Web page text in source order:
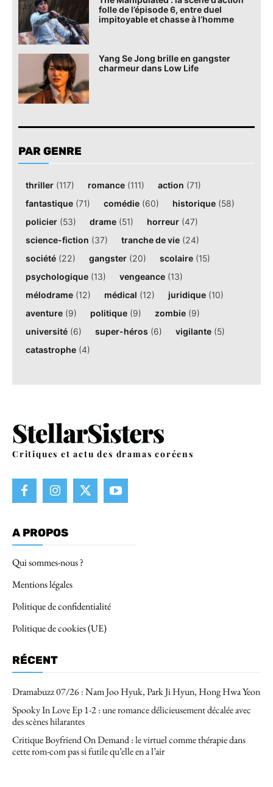
folle de l’épisode 6, entre duel
impitoyable et chasse à l’homme
Yang Se Jong brille en gangster
charmeur dans Low Life
PAR GENRE
thriller (117) romance (111) action (71)
fantastique (71) comédie (60) historique (58)
policier (53) drame (51) horreur (47)
science-fiction (37) tranche de vie (24)
société (22) gangster (20) scolaire (15)
psychologique (13) vengeance (13)
mélodrame (12) médical (12) juridique (10)
aventure (9) politique (9) zombie (9)
université (6) super-héros (6) vigilante (5)
catastrophe (4)
Critiques et actu des dramas coréens
A PROPOS
Qui sommes-nous ?
Mentions légales
Politique de confidentialité
Politique de cookies (UE)
RÉCENT
Dramabuzz 07/26 : Nam Joo Hyuk, Park Ji Hyun, Hong Hwa Yeon
Spooky In Love Ep 1-2 : une romance délicieusement décalée avec
des scènes hilarantes
Critique Boyfriend On Demand : le virtuel comme thérapie dans
cette rom-com pas si futile qu’elle en a l’air